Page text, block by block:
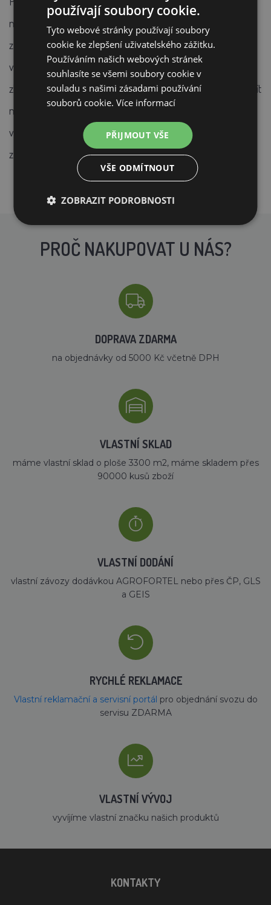
nejvíce vyhovovat, a můžete začít pořizovat neobyčejné
záběry zvířat v jejich přirozeném prostředí. Fotopasti jsou
vybaveny snímačem pohybu, díky kterému začnou ve
zlomku sekundy snímat, jakmile se před objektivem začne dít
něco zajímavého. Dokážou pořizovat fotografie i natáčet
videa, díky infračerveným LED diodám navíc pořizují kvalitní
záběry i v noci, byť černobílé, zatímco ve dne barevné.
PROČ NAKUPOVAT U NÁS?
DOPRAVA ZDARMA
na objednávky od 5000 Kč včetně DPH
VLASTNÍ SKLAD
máme vlastní sklad o ploše 3300 m2, máme skladem přes
90000 kusů zboží
VLASTNÍ DODÁNÍ
vlastní závozy dodávkou AGROFORTEL nebo přes ČP, GLS
a GEIS
RYCHLÉ REKLAMACE
Vlastní reklamační a servisní portál pro objednání svozu do
servisu ZDARMA
VLASTNÍ VÝVOJ
vyvíjíme vlastní značku našich produktů
KONTAKTY
používají soubory cookie.
Tyto webové stránky používají soubory
cookie ke zlepšení uživatelského zážitku.
Používáním našich webových stránek
souhlasíte se všemi soubory cookie v
souladu s našimi zásadami používání
souborů cookie.Více informací
PŘIJMOUT VŠE
VŠE ODMÍTNOUT
ZOBRAZIT PODROBNOSTI